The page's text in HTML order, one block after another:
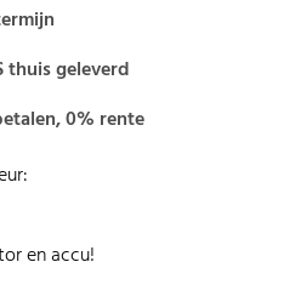
thuis geleverd
0% rente
en accu!